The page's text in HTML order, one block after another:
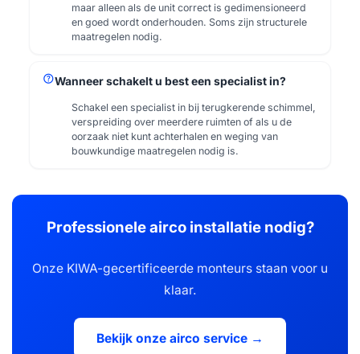
maar alleen als de unit correct is gedimensioneerd
en goed wordt onderhouden. Soms zijn structurele
maatregelen nodig.
helpWanneer schakelt u best een specialist in?
Schakel een specialist in bij terugkerende schimmel,
verspreiding over meerdere ruimten of als u de
oorzaak niet kunt achterhalen en weging van
bouwkundige maatregelen nodig is.
Professionele airco installatie nodig?
Onze KIWA-gecertificeerde monteurs staan voor u
klaar.
Bekijk onze airco service →